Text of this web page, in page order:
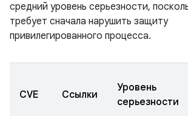
средний уровень серьезности,
требует сначала нарушить защиту
привилегированного процесса.
CVE Ссылки
Уровень
серьезности